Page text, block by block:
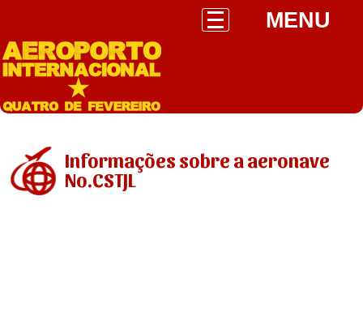
MENU
Informações sobre a aeronave
No.CSTJL